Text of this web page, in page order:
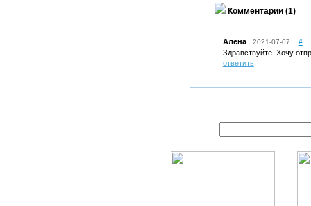
Комментарии (1)
Алена 2021-07-07 #
Здравствуйте. Хочу
ответить